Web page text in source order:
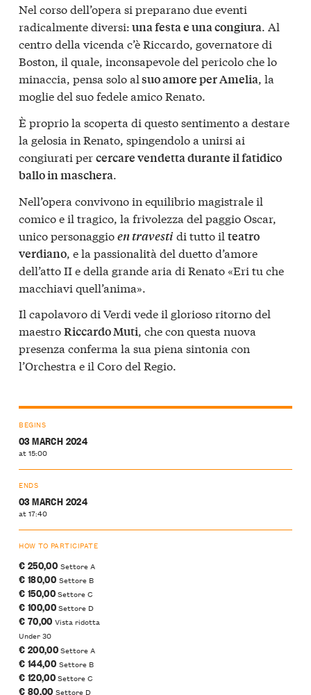
Nel corso dell’opera si preparano due eventi
radicalmente diversi:una festa e una congiura. Al
centro della vicenda c’è Riccardo, governatore di
Boston, il quale, inconsapevole del pericolo che lo
minaccia, pensa solo alsuo amore per Amelia, la
moglie del suo fedele amico Renato.
È proprio la scoperta di questo sentimento a destare
la gelosia in Renato, spingendolo a unirsi ai
congiurati percercare vendetta durante il fatidico
ballo in maschera.
Nell’opera convivono in equilibrio magistrale il
comico e il tragico, la frivolezza del paggio Oscar,
unico personaggioen travesti di tutto il teatro
verdiano , e la passionalità del duetto d’amore
dell’atto II e della grande aria di Renato «Eri tu che
macchiavi quell’anima».
Il capolavoro di Verdi vede il glorioso ritorno del
maestroRiccardo Muti, che con questa nuova
presenza conferma la sua piena sintonia con
l’Orchestra e il Coro del Regio.
BEGINS
03 MARCH 2024
at 15:00
ENDS
03 MARCH 2024
at 17:40
HOW TO PARTICIPATE
€ 250,00 Settore A
€ 180,00 Settore B
€ 150,00Settore C
€ 100,00Settore D
€ 70,00 Vista ridotta
Under 30
€ 200,00Settore A
€ 144,00 Settore B
€ 120,00Settore C
€ 80,00 Settore D